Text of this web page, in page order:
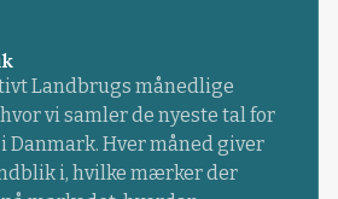
Landbrugs månedlige
vi samler de nyeste tal for
Danmark. Hver måned giver
i, hvilke mærker der